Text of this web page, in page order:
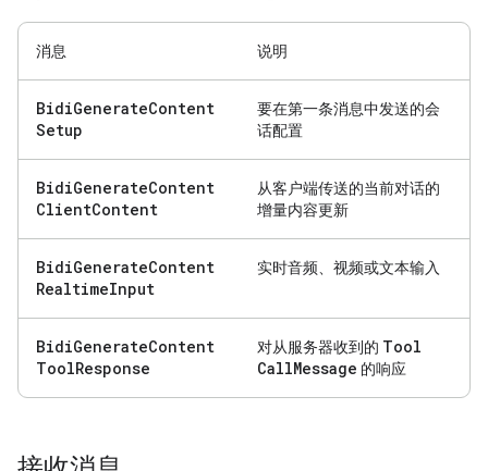
消息 说明
BidiGenerateContent
Setup
要在第一条消息中发送的会
话配置
BidiGenerateContent
ClientContent
从客户端传送的当前对话的
增量内容更新
BidiGenerateContent
RealtimeInput
实时音频、视频或文本输入
BidiGenerateContent
ToolResponse
对从服务器收到的 Tool
CallMessage 的响应